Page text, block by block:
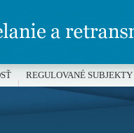
REGULOVANÉ SUBJEKTY